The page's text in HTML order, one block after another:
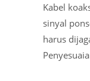
Kabel
sinyal
harus